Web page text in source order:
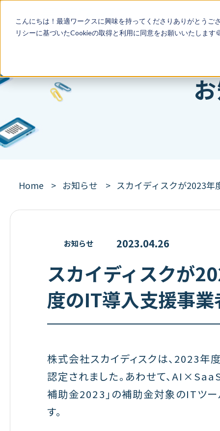
こんにちは！最適ワークスに興味を持ってくださりありがとう
リシーに基づいたCookieの取得と利用に同意をお願いいたします
Home お知らせ スカイディスクが2023
お知らせ 2023.04.26
スカイディスクが
度のIT導入支援事
株式会社スカイディスクは、2023年
認定されました。あわせて、
補助金2023」の補助金対象のITツー
す。